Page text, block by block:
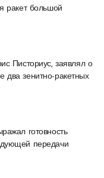
ракет большой
Писториус, заявлял о
зенитно-ракетных
готовность
передачи